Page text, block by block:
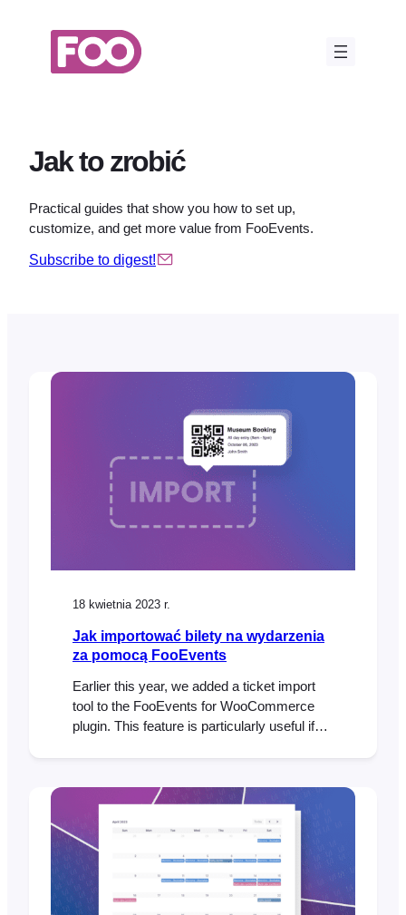
Jak to zrobić
Practical guides that show you how to set up,
customize, and get more value from FooEvents.
Subscribe to digest!
18 kwietnia 2023 r.
Jak importować bilety na wydarzenia
za pomocą FooEvents
Earlier this year, we added a ticket import
tool to the FooEvents for WooCommerce
plugin. This feature is particularly useful if
spreadsheet when planning an event. With
the FooEvents ticket importer, you can
import tickets in bulk using a CSV (comma-
separated…